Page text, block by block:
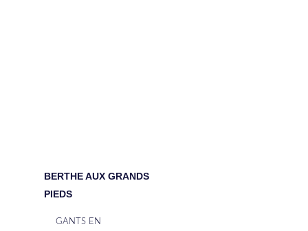
BERTHE AUX GRANDS
PIEDS
GANTS EN